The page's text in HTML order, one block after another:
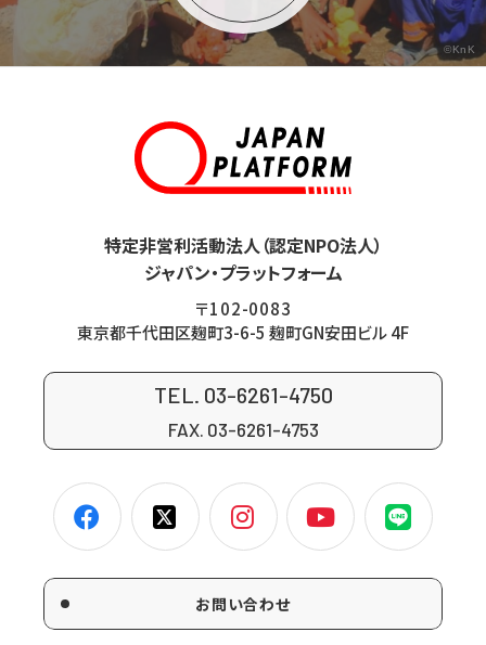
©KnK
特定非営利活動法人（認定NPO法人）
ジャパン・プラットフォーム
〒102-0083
東京都千代田区麹町3-6-5 麹町GN安田ビル 4F
TEL. 03-6261-4750
FAX. 03-6261-4753
お問い合わせ